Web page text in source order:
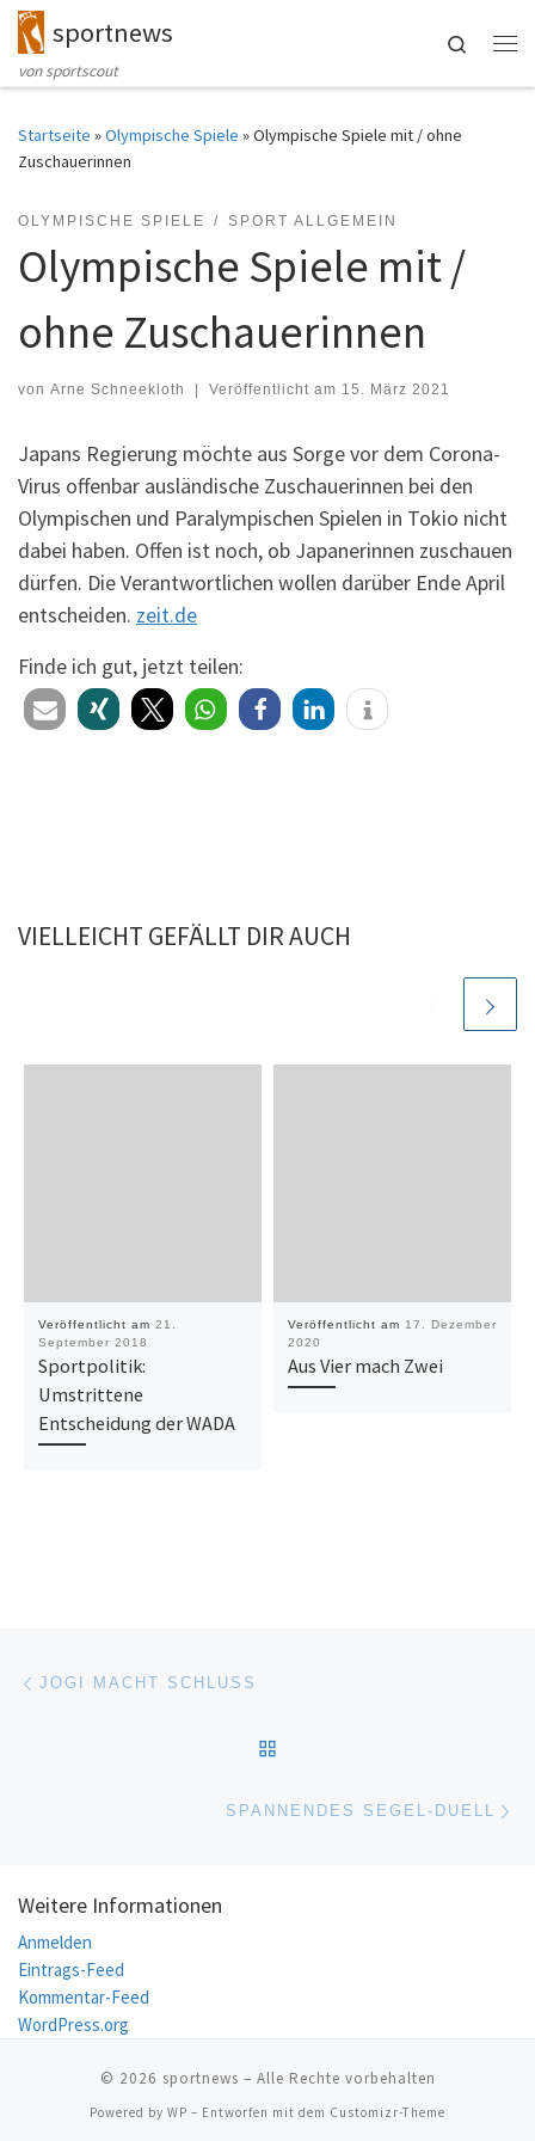
Zum Inhalt springen
sportnews
von sportscout
Search
Startseite »Olympische Spiele »Olympische Spiele mit / ohne
Zuschauerinnen
OLYMPISCHE SPIELE SPORT ALLGEMEIN
Olympische Spiele mit /
ohne Zuschauerinnen
von Arne Schneekloth | Veröffentlicht am 15. März 2021
Japans Regierung möchte aus Sorge vor dem Corona-
Virus offenbar ausländische Zuschauerinnen bei den
Olympischen und Para­lympischen Spielen in Tokio nicht
dabei haben. Offen ist noch, ob Japanerinnen zuschauen
dürfen. Die Verantwortlichen wollen darüber Ende April
entscheiden. zeit.de
Finde ich gut, jetzt teilen:
VIELLEICHT GEFÄLLT DIR AUCH
Veröffentlicht am 21.
September 2018
Sportpolitik:
Umstrittene
Entscheidung der WADA
Veröffentlicht am 17. Dezember
2020
Aus Vier mach Zwei
Beitragsnavigation
JOGI MACHT SCHLUSS
SPANNENDES SEGEL-DUELL
Weitere Informationen
Anmelden
Eintrags-Feed
Kommentar-Feed
WordPress.org
© 2026 sportnews – Alle Rechte vorbehalten
Powered by WP – Entworfen mit dem Customizr-Theme